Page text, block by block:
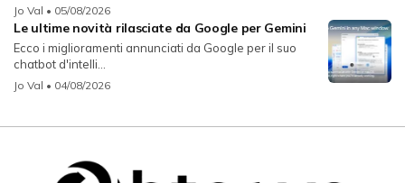
Jo Val • 05/08/2026
Le ultime novità rilasciate da Google per Gemini
Ecco i miglioramenti annunciati da Google per il suo
chatbot d'intelli...
Jo Val • 04/08/2026